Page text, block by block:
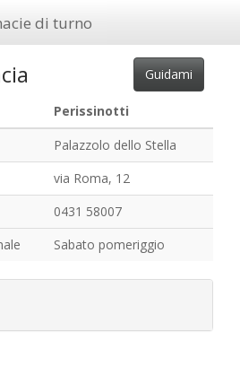
di turno
Perissinotti
Palazzolo dello Stella
via Roma, 12
0431 58007
Sabato pomeriggio